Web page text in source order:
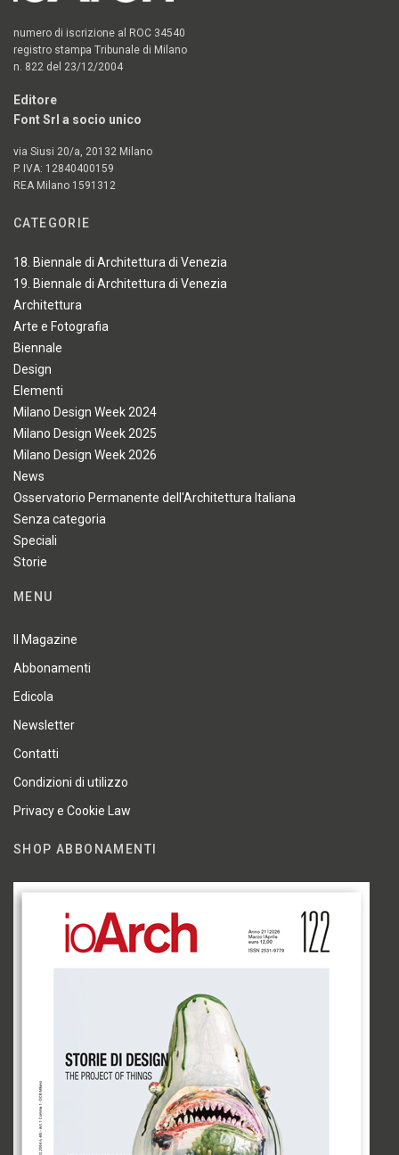
numero di iscrizione al ROC 34540
registro stampa Tribunale di Milano
n. 822 del 23/12/2004
Editore
Font Srl a socio unico
via Siusi 20/a, 20132 Milano
P. IVA: 12840400159
REA Milano 1591312
CATEGORIE
18. Biennale di Architettura di Venezia
19. Biennale di Architettura di Venezia
Architettura
Arte e Fotografia
Biennale
Design
Elementi
Milano Design Week 2024
Milano Design Week 2025
Milano Design Week 2026
News
Osservatorio Permanente dell'Architettura Italiana
Senza categoria
Speciali
Storie
MENU
Il Magazine
Abbonamenti
Edicola
Newsletter
Contatti
Condizioni di utilizzo
Privacy e Cookie Law
SHOP ABBONAMENTI